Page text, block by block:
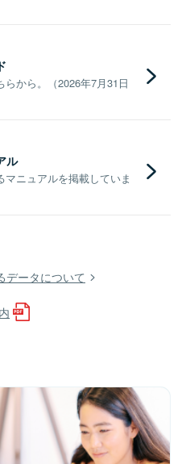
から。（2026年7月31日
ル
ニュアルを掲載していま
データについて